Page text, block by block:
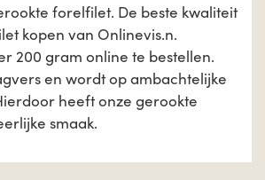
forelfilet. De beste kwaliteit
kopen van Onlinevis.n.
200 gram online te bestellen.
en wordt op ambachtelijke
heeft onze gerookte
smaak.